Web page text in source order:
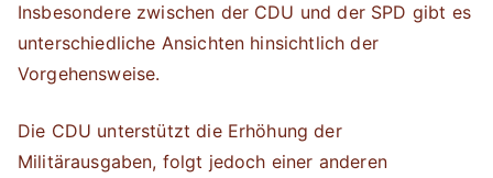
Insbesondere zwischen der CDU und der SPD gibt es
unterschiedliche Ansichten hinsichtlich der
Vorgehensweise.
Die CDU unterstützt die Erhöhung der
Militärausgaben, folgt jedoch einer anderen